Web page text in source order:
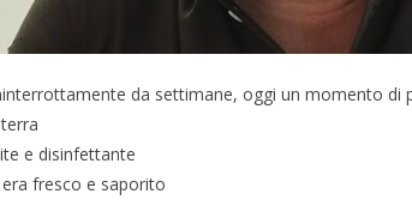
da settimane, oggi un momento di
e disinfettante
fresco e saporito